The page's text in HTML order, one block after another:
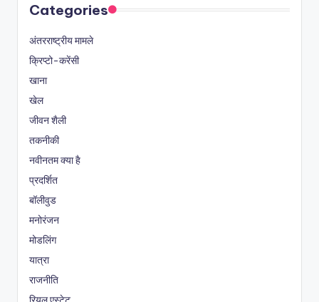
Categories
अंतरराष्ट्रीय मामले
क्रिप्टो-करेंसी
खाना
खेल
जीवन शैली
तकनीकी
नवीनतम क्या है
प्रदर्शित
बॉलीवुड
मनोरंजन
मोडलिंग
यात्रा
राजनीति